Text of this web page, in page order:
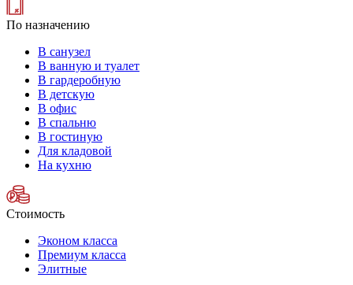
По назначению
В санузел
В ванную и туалет
В гардеробную
В детскую
В офис
В спальню
В гостиную
Для кладовой
На кухню
Стоимость
Эконом класса
Премиум класса
Элитные